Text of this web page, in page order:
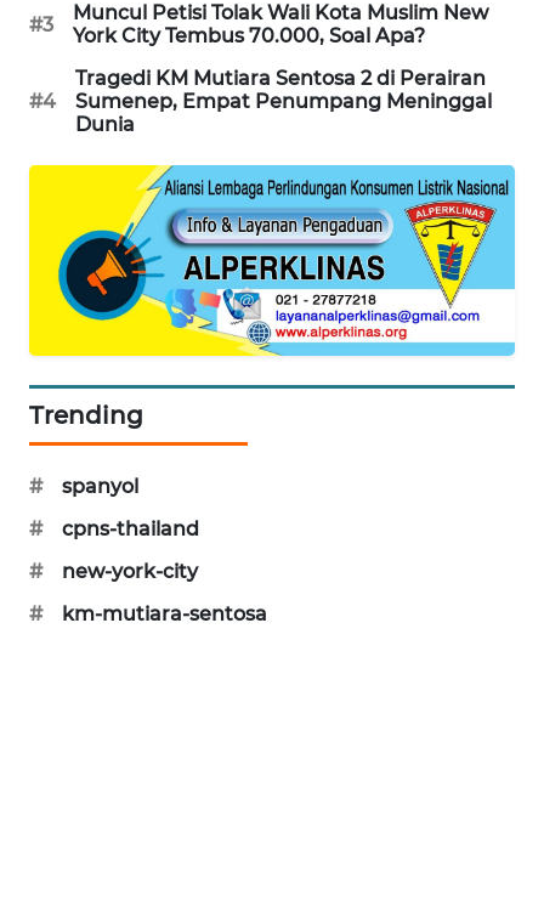
#3
Muncul Petisi Tolak Wali Kota Muslim New
York City Tembus 70.000, Soal Apa?
#4
Tragedi KM Mutiara Sentosa 2 di Perairan
Sumenep, Empat Penumpang Meninggal
Dunia
Trending
#
spanyol
#
cpns-thailand
#
new-york-city
#
km-mutiara-sentosa
PLN
WATCH
MKLI
LKKI
KOPEKLIN
PORTAL
KONSUMEN
FORWAMKI
ALPERKLINAS
FORJASIDA